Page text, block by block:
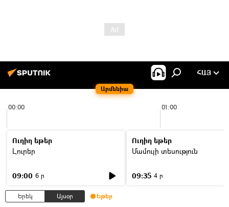
Արմենիա
ՀԱՅ
00:00 01:00
Ուղիղ եթեր
Լուրեր
09:00 6 ր
Ուղիղ եթեր
Մամուլի տեսություն
09:35 4 ր
Երեկ Այսօր Եթեր